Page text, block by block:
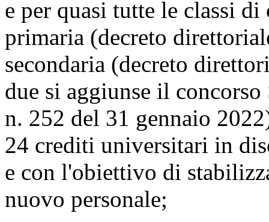
e per quasi tutte le classi
primaria (decreto
secondaria (decreto
due si aggiunse il
n. 252 del 31 gennaio
24 crediti universitari in
e con l'obiettivo di
nuovo personale;